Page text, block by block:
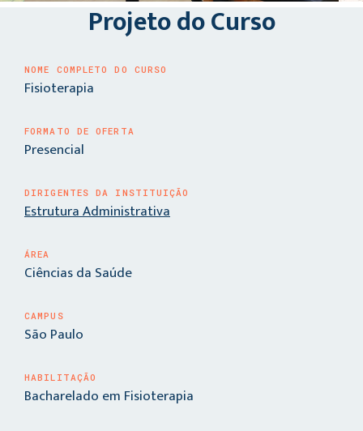
Projeto do Curso
NOME COMPLETO DO CURSO
Fisioterapia
FORMATO DE OFERTA
Presencial
DIRIGENTES DA INSTITUIÇÃO
Estrutura Administrativa
ÁREA
Ciências da Saúde
CAMPUS
São Paulo
HABILITAÇÃO
Bacharelado em Fisioterapia